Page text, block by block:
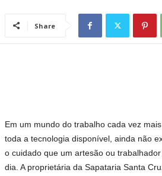
Share
Em um mundo do trabalho cada vez
toda a tecnologia disponível, ainda não
o cuidado que um artesão ou
dia. A proprietária da Sapataria Santa